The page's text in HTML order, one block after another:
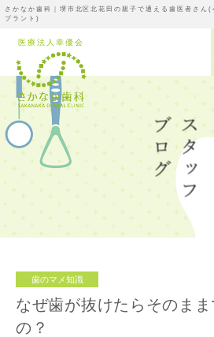
さかなか歯科｜堺市北区北花田の親子で通える歯医者さん
プラント)
歯のマメ知識
なぜ歯が抜けたらそのま
の？